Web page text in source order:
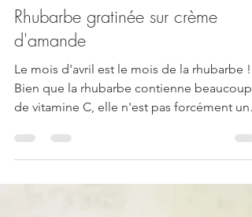
20 avr. 2024
2 min de lecture
Rhubarbe gratinée sur crème
d'amande
Le mois d'avril est le mois de la rhubarbe !
Bien que la rhubarbe contienne beaucoup
de vitamine C, elle n'est pas forcément une
bombe...